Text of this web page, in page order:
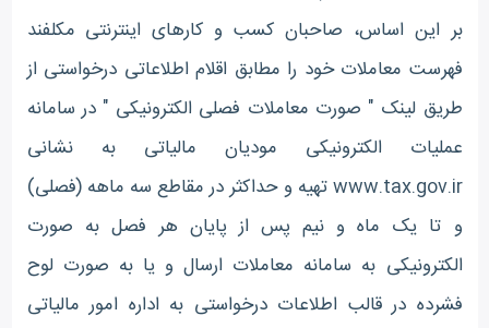
بر این اساس، صاحبان کسب و کارهای اینترنتی مکلفند
فهرست معاملات خود را مطابق اقلام اطلاعاتی درخواستی از
طریق لینک " صورت معاملات فصلی الکترونیکی " در سامانه
عملیات الکترونیکی مودیان مالیاتی به نشانی
www.tax.gov.ir تهیه و حداکثر در مقاطع سه ماهه (فصلی)
و تا یک ماه و نیم پس از پایان هر فصل به صورت
الکترونیکی به سامانه معاملات ارسال و یا به صورت لوح
فشرده در قالب اطلاعات درخواستی به اداره امور مالیاتی